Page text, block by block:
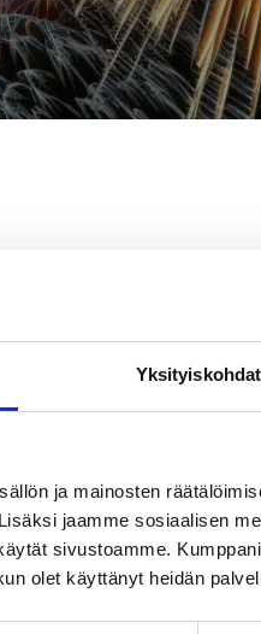
Yksityiskohdat
ja mainosten
jaamme sosiaalisen
sivustoamme.
olet käyttänyt heidän